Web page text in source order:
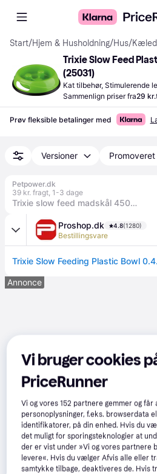
Start/Hjem & Husholdning/Hus/
Trixie Slow Feed
(25031)
Kat tilbehør, Stimulerende
Sammenlign priser fra29 kr.
Prøv fleksible betalinger med
Versioner Promoveret
Petpower.dk
39 kr. fragt, 1-3 dage
Trixie slow feed madskål 450-1500 ml. flere farver
Proshop.dk 4.8(1280)
Bestillingsvare
Trixie
Annonce
Vi bruger cookies
PriceRunner
Vi og vores152 partnere gemmer og får
personoplysninger, f.eks. browserdata
identifikatorer, på din enhed. Hvis du
det muligt for sporingsteknologier at
der er vist under »Vi og vores partnere
levere«. Hvis du vælger Afvis alle eller
samtykke tilbage, deaktiveres de. Hvis